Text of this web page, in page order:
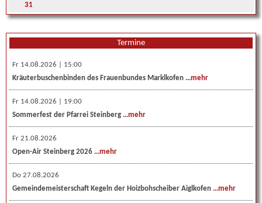
31
Termine
Fr 14.08.2026 | 15:00
Kräuterbuschenbinden des Frauenbundes Marklkofen ...mehr
Fr 14.08.2026 | 19:00
Sommerfest der Pfarrei Steinberg ...mehr
Fr 21.08.2026
Open-Air Steinberg 2026 ...mehr
Do 27.08.2026
Gemeindemeisterschaft Kegeln der Hoizbohscheiber Aiglkofen ...mehr